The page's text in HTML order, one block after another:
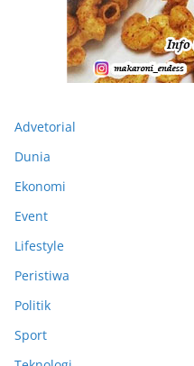
Advetorial
Dunia
Ekonomi
Event
Lifestyle
Peristiwa
Politik
Sport